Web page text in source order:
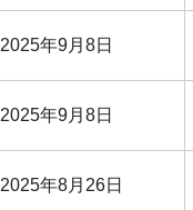
2025年9月8日
2025年9月8日
2025年8月26日